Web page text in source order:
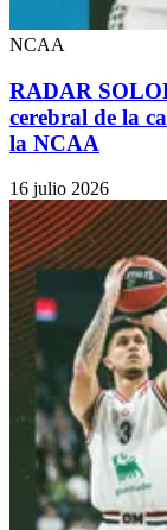
NCAA
RADAR
cerebral de la
la NCAA
16 julio 2026